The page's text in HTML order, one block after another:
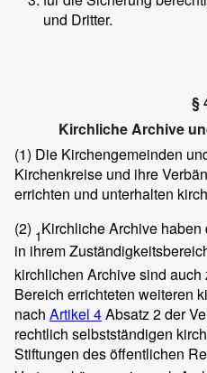
und Dritter.
§
Kirchliche Archive
(1) Die Kirchengemeinden
Kirchenkreise und ihre
errichten und unterhalten
(2) 1Kirchliche Archive
in ihrem
kirchlichen Archive sind
Bereich errichteten weiteren
nach Artikel 4Absatz 2 der
rechtlich selbstständigen
Stiftungen des öffentlichen